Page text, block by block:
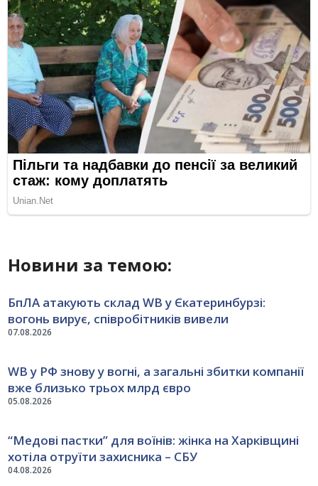
Новини за темою:
07.08.2026
БпЛА атакують склад WB у Єкатеринбурзі:
вогонь вирує, співробітників вивели
05.08.2026
WB у РФ знову у вогні, а загальні збитки компанії
вже близько трьох млрд євро
04.08.2026
“Медові пастки” для воїнів: жінка на Харківщині
хотіла отруїти захисника – СБУ